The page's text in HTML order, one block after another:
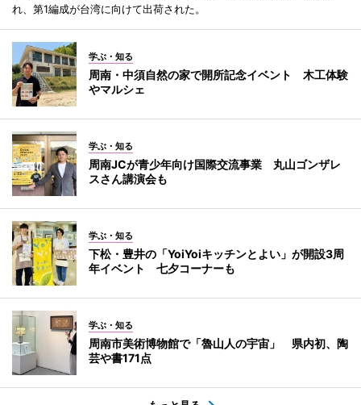
れ、第1編成が台湾に向けて出荷された。
学ぶ・知る
周南・中須自然の家で開所記念イベント 木工体験
やマルシェ
学ぶ・知る
周南JCが青少年向け国際交流事業 丸山ゴンザレ
スさん講演会も
学ぶ・知る
下松・豊井の「YoiYoiキッチンとよい」が開設3周
年イベント 七夕コーナーも
学ぶ・知る
周南市美術博物館で「魯山人の宇宙」 県内初、陶
芸や書171点